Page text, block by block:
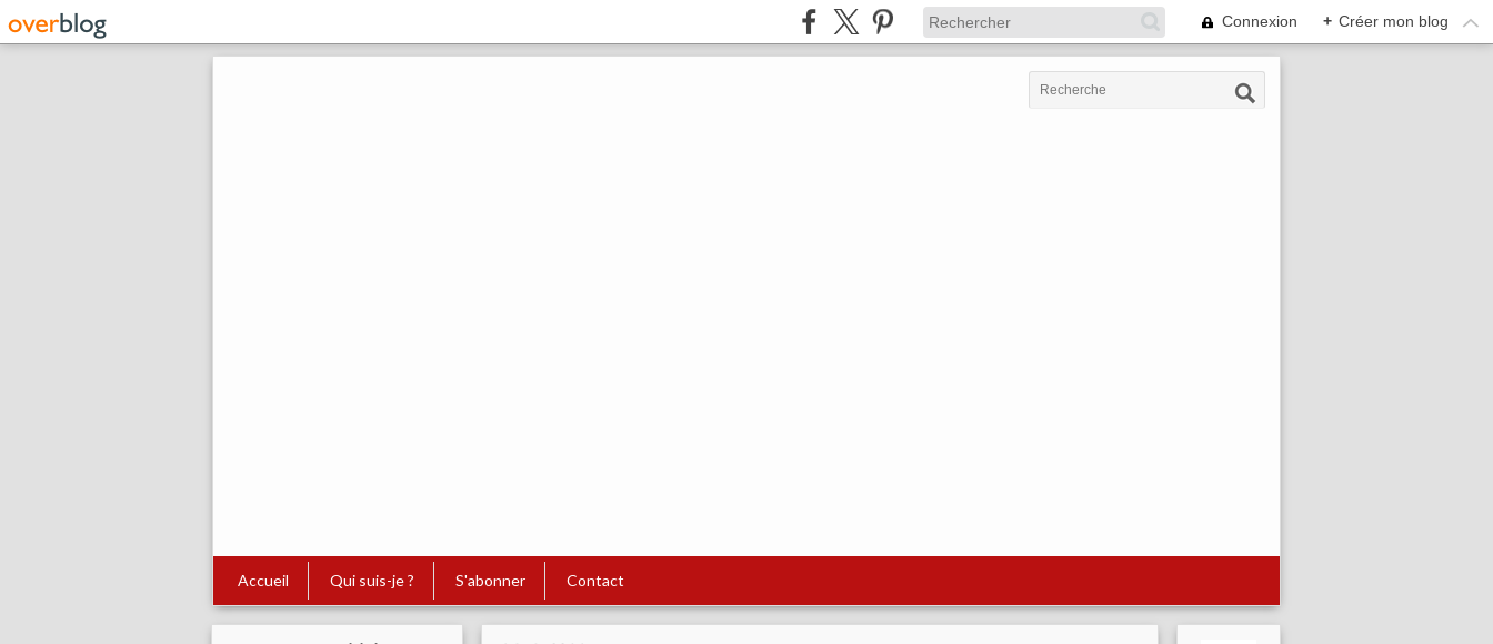
Connexion + Créer mon blog
Accueil Qui suis-je ? S'abonner Contact